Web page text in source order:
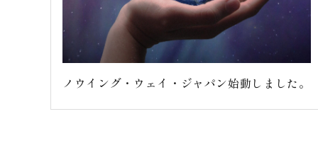
ノウイング・ウェイ・ジャパン始動しました。